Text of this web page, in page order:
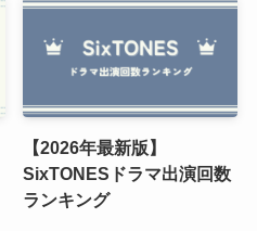
【2026年最新版】
SixTONESドラマ出演回数
ランキング